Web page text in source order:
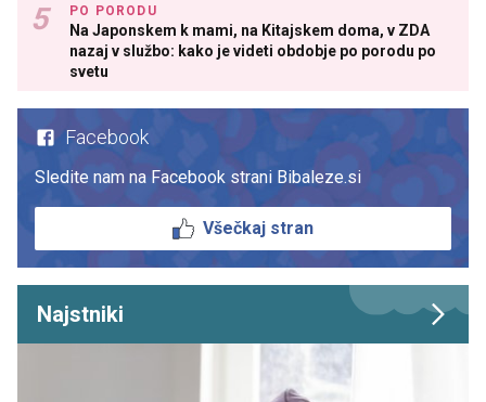
PO PORODU
Na Japonskem k mami, na Kitajskem doma, v ZDA
nazaj v službo: kako je videti obdobje po porodu po
svetu
Facebook
Sledite nam na Facebook strani Bibaleze.si
Všečkaj stran
Najstniki